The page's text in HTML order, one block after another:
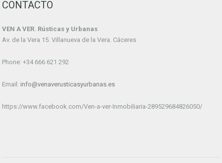
CONTACTO
VEN A VER. Rústicas y Urbanas
Av. de la Vera 15. Villanueva de la Vera. Cáceres
Phone: +34 666 621 292
Email: info@venaverusticasyurbanas.es
https://www.facebook.com/Ven-a-ver-Inmobiliaria-289529684826050/